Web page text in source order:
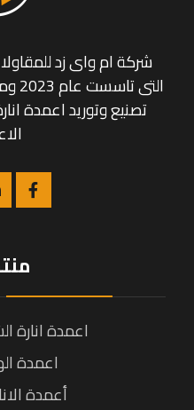
شركة ام واى زد
تصنيع وتوريد اعمدة
اعمدة انارة
اعمدة
أعمدة